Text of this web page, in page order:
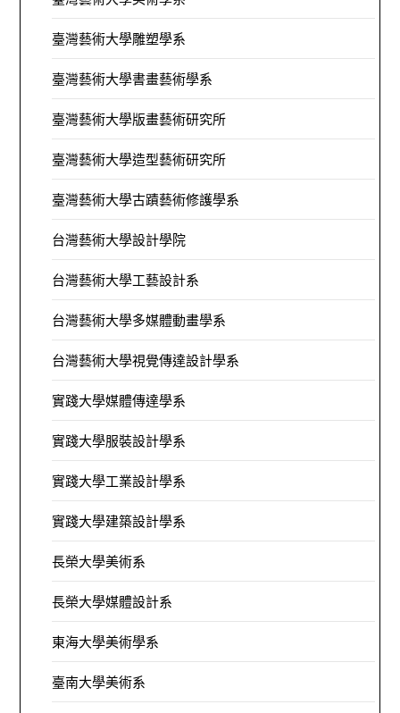
臺灣藝術大學雕塑學系
臺灣藝術大學書畫藝術學系
臺灣藝術大學版畫藝術研究所
臺灣藝術大學造型藝術研究所
臺灣藝術大學古蹟藝術修護學系
台灣藝術大學設計學院
台灣藝術大學工藝設計系
台灣藝術大學多媒體動畫學系
台灣藝術大學視覺傳達設計學系
實踐大學媒體傳達學系
實踐大學服裝設計學系
實踐大學工業設計學系
實踐大學建築設計學系
長榮大學美術系
長榮大學媒體設計系
東海大學美術學系
臺南大學美術系